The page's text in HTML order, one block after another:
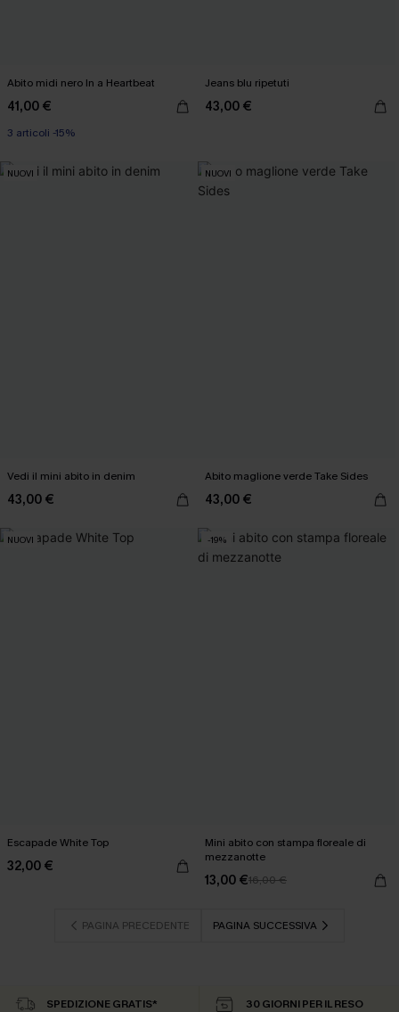
Abito midi nero In a Heartbeat
41,00 €
3 articoli -15%
Jeans blu ripetuti
43,00 €
NUOVI
Vedi il mini abito in denim
43,00 €
NUOVI
Abito maglione verde Take Sides
43,00 €
NUOVI
Escapade White Top
32,00 €
-19%
Mini abito con stampa floreale di
mezzanotte
13,00 €16,00 €
PAGINA PRECEDENTE PAGINA SUCCESSIVA
SPEDIZIONE GRATIS* 30 GIORNI PER IL RESO